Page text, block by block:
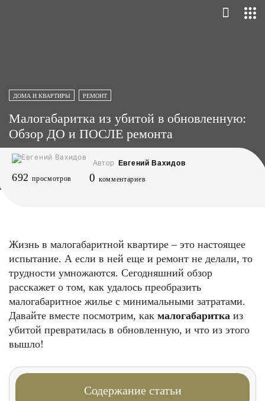
ДОМА И КВАРТИРЫ РЕМОНТ
Малогабаритка из убитой в обновленную:
Обзор ДО и ПОСЛЕ ремонта
Автор Евгений Вахидов
692 просмотров 0 комментариев
Жизнь в малогабаритной квартире – это настоящее
испытание. А если в ней еще и ремонт не делали, то
трудности умножаются. Сегодняшний обзор
расскажет о том, как удалось преобразить
малогабаритное жилье с минимальными затратами.
Давайте вместе посмотрим, как малогабаритка из
убитой превратилась в обновленную, и что из этого
вышло!
Содержание статьи